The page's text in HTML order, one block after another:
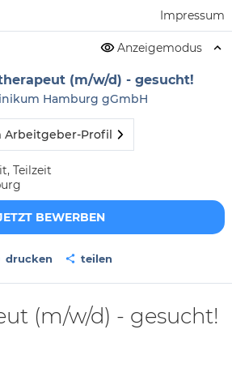
Impressum
Anzeigemodus
(m/w/d) - gesucht!
Hamburg gGmbH
Arbeitgeber-Profil
Teilzeit
BEWERBEN
drucken teilen
(m/w/d) - gesucht!